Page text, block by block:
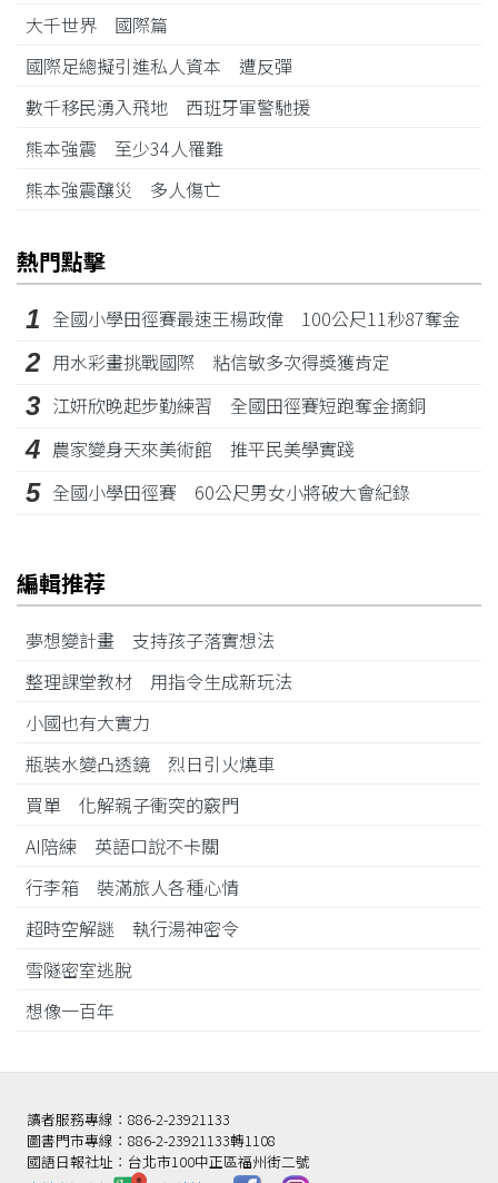
大千世界 國際篇
國際足總擬引進私人資本 遭反彈
數千移民湧入飛地 西班牙軍警馳援
熊本強震 至少34人罹難
熊本強震釀災 多人傷亡
熱門點擊
1 全國小學田徑賽最速王楊政偉 100公尺11秒87奪金
2 用水彩畫挑戰國際 粘信敏多次得獎獲肯定
3 江姸欣晚起步勤練習 全國田徑賽短跑奪金摘銅
4 農家變身天來美術館 推平民美學實踐
5 全國小學田徑賽 60公尺男女小將破大會紀錄
編輯推荐
夢想變計畫 支持孩子落實想法
整理課堂教材 用指令生成新玩法
小國也有大實力
瓶裝水變凸透鏡 烈日引火燒車
買單 化解親子衝突的竅門
AI陪練 英語口說不卡關
行李箱 裝滿旅人各種心情
超時空解謎 執行湯神密令
雪隧密室逃脫
想像一百年
讀者服務專線：886-2-23921133
圖書門市專線：886-2-23921133轉1108
國語日報社址：台北市100中正區福州街二號